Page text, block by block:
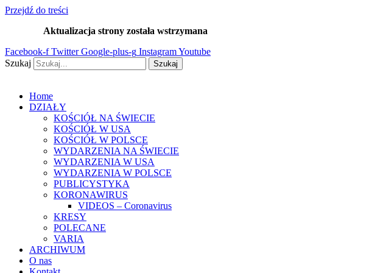
Przejdź do treści
Aktualizacja strony została wstrzymana
Facebook-f Twitter Google-plus-g InstagramYoutube
Szukaj
Szukaj
Home
DZIAŁY
KOŚCIÓŁ NA ŚWIECIE
KOŚCIÓŁ W USA
KOŚCIÓŁ W POLSCE
WYDARZENIA NA ŚWIECIE
WYDARZENIA W USA
WYDARZENIA W POLSCE
PUBLICYSTYKA
KORONAWIRUS
VIDEOS – Coronavirus
KRESY
POLECANE
VARIA
ARCHIWUM
O nas